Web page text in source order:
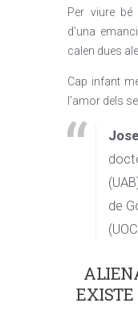
Per viure
d’una
calen dues
Cap infant
l’amor dels
de
EXISTE